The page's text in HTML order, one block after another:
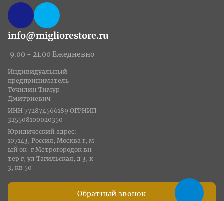
info@migliorestore.ru
9.00 - 21.00 Ежедневно
Обратный звонок
Индивидуальный
предприниматель
Точилин Тимур
Дмитриевич
ИНН 772874566189 ОГРНИП
325508100020350
Юридический адрес:
107143, Россия, Москва г, м-
ый ок-г Метрогородок вн
тер г, ул Тагильская, д 3, к
3, кв 50